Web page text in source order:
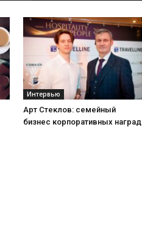
Интервью
Арт Стеклов: семейный
бизнес корпоративных наград